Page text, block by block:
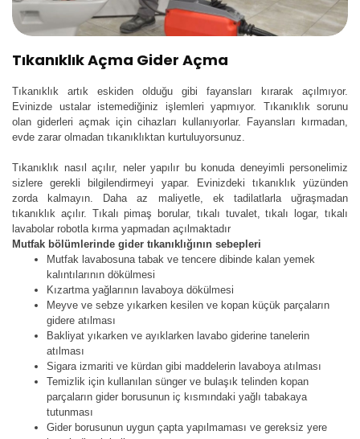
Tıkanıklık Açma Gider Açma
Tıkanıklık artık eskiden olduğu gibi fayansları kırarak açılmıyor.
Evinizde ustalar istemediğiniz işlemleri yapmıyor. Tıkanıklık sorunu
olan giderleri açmak için cihazları kullanıyorlar. Fayansları kırmadan,
evde zarar olmadan tıkanıklıktan kurtuluyorsunuz.
Tıkanıklık nasıl açılır, neler yapılır bu konuda deneyimli personelimiz
sizlere gerekli bilgilendirmeyi yapar. Evinizdeki tıkanıklık yüzünden
zorda kalmayın. Daha az maliyetle, ek tadilatlarla uğraşmadan
tıkanıklık açılır. Tıkalı pimaş borular, tıkalı tuvalet, tıkalı logar, tıkalı
lavabolar robotla kırma yapmadan açılmaktadır
Mutfak bölümlerinde gider tıkanıklığının sebepleri
Mutfak lavabosuna tabak ve tencere dibinde kalan yemek
kalıntılarının dökülmesi
Kızartma yağlarının lavaboya dökülmesi
Meyve ve sebze yıkarken kesilen ve kopan küçük parçaların
gidere atılması
Bakliyat yıkarken ve ayıklarken lavabo giderine tanelerin
atılması
Sigara izmariti ve kürdan gibi maddelerin lavaboya atılması
Temizlik için kullanılan sünger ve bulaşık telinden kopan
parçaların gider borusunun iç kısmındaki yağlı tabakaya
tutunması
Gider borusunun uygun çapta yapılmaması ve gereksiz yere